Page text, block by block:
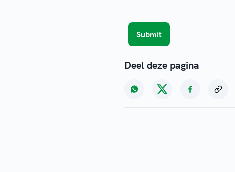
Deel deze pagina